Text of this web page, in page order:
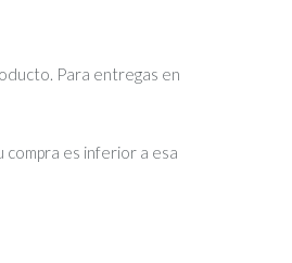
Para entregas en
compra es inferior a esa